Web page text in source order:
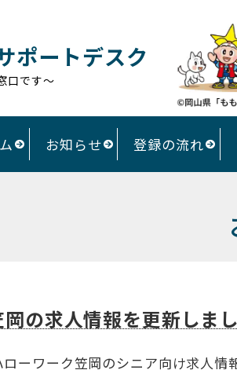
ポートデスク
口です～
お知らせ 登録の流れ
の求人情報を更新しま
ーワーク笠岡のシニア向け求人情